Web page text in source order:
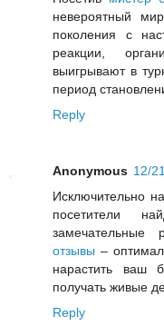
невероятный
поколения с
реакции,
выигрывают в
период
Reply
Anonymous 12/
Исключительно
посетители
замечательные
отзывы –
нарастить ваш
получать живые
Reply